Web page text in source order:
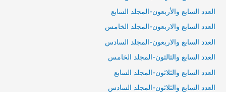
العدد السابع والأربعون-المجلد السابع
العدد السابع والاربعون-المجلد الخامس
العدد السابع والاربعون-المجلد السادس
العدد السابع والثالثون-المجلد الخامس
العدد السابع والثلاثون-المجلد السابع
العدد السابع والثلاثون-المجلد السادس